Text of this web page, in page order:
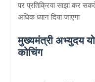
पर प्रतिक्रिया साझा कर
अधिक ध्यान दिया जाएगा
मुख्यमंत्री अभ्युदय
कोचिंग